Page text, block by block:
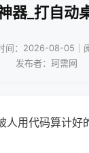
器_打自动
间：2026-08-05｜
发布者：珂需网
用代码算计